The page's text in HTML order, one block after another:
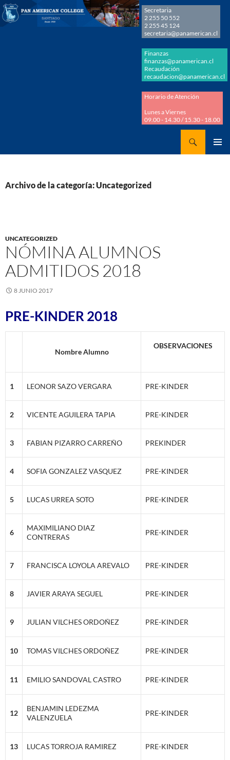
Secretaria
2 255 50 552
2 255 45 124
secretaria@panamerican.cl
Finanzas
finanzas@panamerican.cl
Recaudación
recaudacion@panamerican.cl
Horario de Atención
Lunes a Viernes
09.00 - 14.30 / 15.30 - 18.00
Archivo de la categoría: Uncategorized
UNCATEGORIZED
NÓMINA ALUMNOS
ADMITIDOS 2018
8 JUNIO 2017
PRE-KINDER 2018
Nombre Alumno
OBSERVACIONES
1 LEONOR SAZO VERGARA PRE-KINDER
2 VICENTE AGUILERA TAPIA PRE-KINDER
3 FABIAN PIZARRO CARREÑO PREKINDER
4 SOFIA GONZALEZ VASQUEZ PRE-KINDER
5 LUCAS URREA SOTO PRE-KINDER
6
MAXIMILIANO DIAZ
CONTRERAS
PRE-KINDER
7 FRANCISCA LOYOLA AREVALO PRE-KINDER
8 JAVIER ARAYA SEGUEL PRE-KINDER
9 JULIAN VILCHES ORDOÑEZ PRE-KINDER
10 TOMAS VILCHES ORDOÑEZ PRE-KINDER
11 EMILIO SANDOVAL CASTRO PRE-KINDER
12
BENJAMIN LEDEZMA
VALENZUELA
PRE-KINDER
13 LUCAS TORROJA RAMIREZ PRE-KINDER